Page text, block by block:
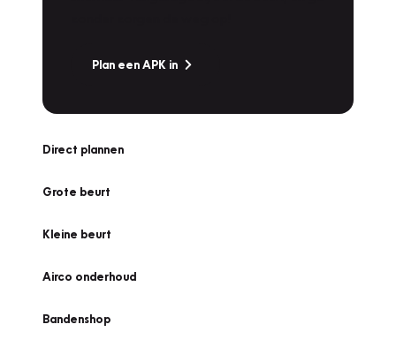
Plan een APK in
Direct plannen
Grote beurt
Kleine beurt
Airco onderhoud
Bandenshop